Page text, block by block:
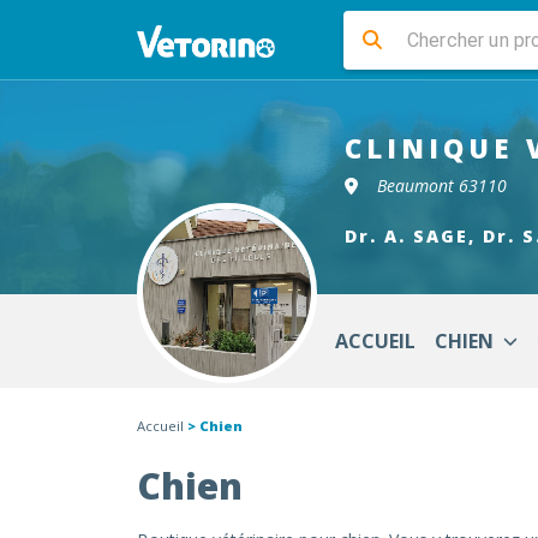
CLINIQUE
Beaumont 63110
Dr. A. SAGE, Dr.
ACCUEIL CHIEN
Accueil > Chien
Chien